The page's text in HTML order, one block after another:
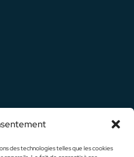
des technologies telles que les cookies